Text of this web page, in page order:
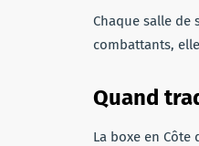
Chaque salle de
combattants,
Quand
La boxe en Côte